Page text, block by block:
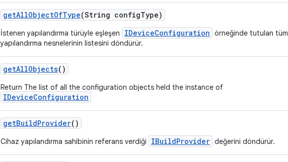
getAllObjectOfType(String configType)
İstenen yapılandırma türüyle eşleşen IDeviceConfiguration örneğinde tutulan tüm
yapılandırma nesnelerinin listesini döndürür.
getAllObjects()
Return The list of all the configuration objects held the instance of
IDeviceConfiguration
getBuildProvider()
Cihaz yapılandırma sahibinin referans verdiği IBuildProvider değerini döndürür.